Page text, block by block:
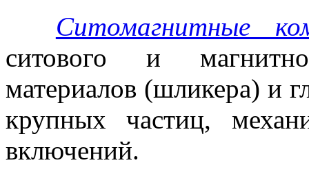
Ситомагнитные
ситового и
материалов (шликера) и
крупных частиц,
включений.